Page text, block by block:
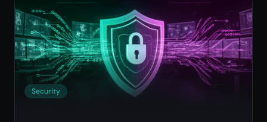
Security